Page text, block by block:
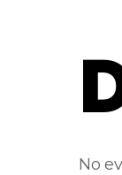
No